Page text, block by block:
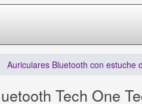
Auriculares Bluetooth con estuche
Tech One